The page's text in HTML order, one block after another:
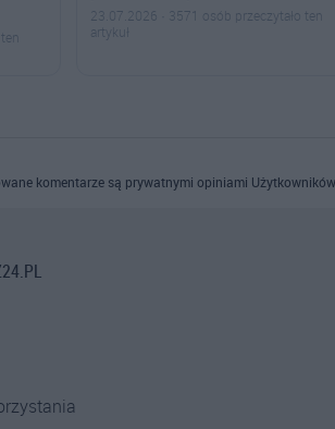
23.07.2026 · 3571 osób przeczytało ten
artykuł
komentarze są prywatnymi opiniami